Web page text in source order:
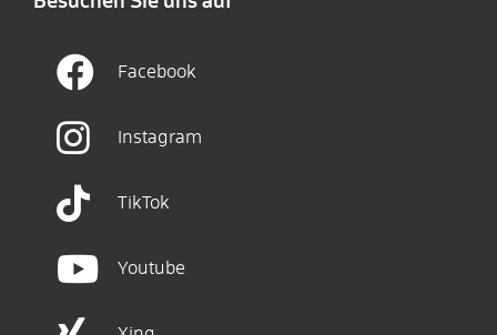
Facebook
Instagram
TikTok
Youtube